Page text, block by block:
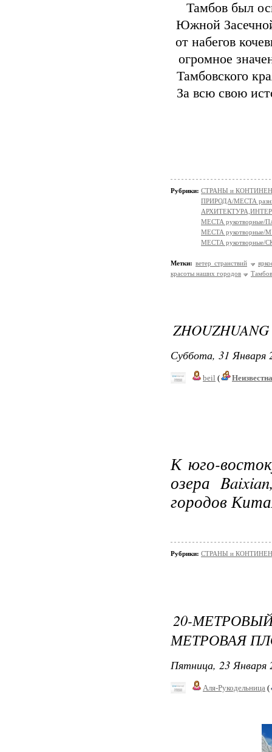
Тамбов был
Южной
от набегов
огромное
Тамбовского
За всю свою
Рубрики: СТРАНЫ и
ПРИРОДА/МЕСТА
МЕСТА рукотворные/
МЕСТА рукотворные/
МЕСТА
Метки: ветер странствий
красоты наших городов
Тамбов
ZHOUZHUANG
Суббота, 31 Января
beil (
К юго-
озера
городов
Рубрики: СТРАНЫ и
20-
МЕТРОВАЯ
Пятница, 23 Января
Аля-Рукодельница (